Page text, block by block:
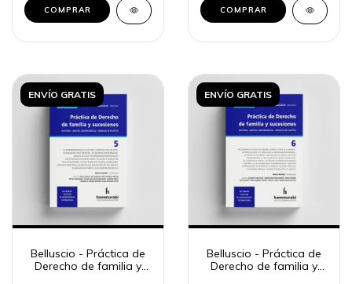
COMPRAR COMPRAR
ENVÍO GRATIS
Belluscio - Práctica de
Derecho de familia y
ENVÍO GRATIS
Belluscio - Práctica de
Derecho de familia y